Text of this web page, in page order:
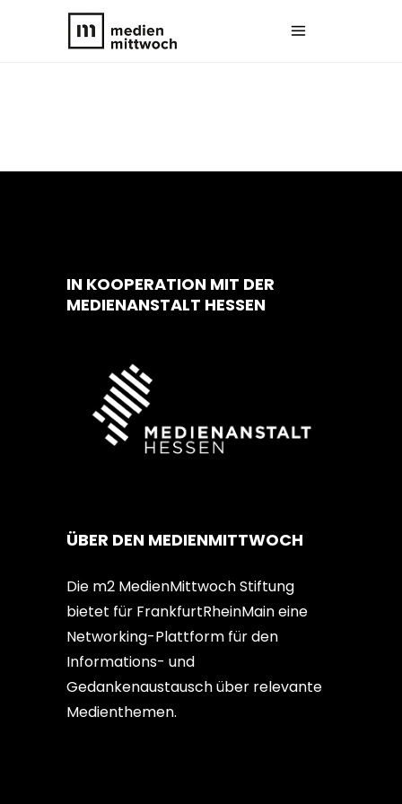
IN KOOPERATION MIT DER
MEDIENANSTALT HESSEN
ÜBER DEN MEDIENMITTWOCH
Die m2 MedienMittwoch Stiftung
bietet für FrankfurtRheinMain eine
Networking-Plattform für den
Informations- und
Gedankenaustausch über relevante
Medienthemen.